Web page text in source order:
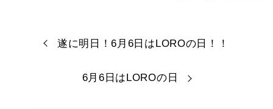
遂に明日！6月6日はLOROの日！！
6月6日はLOROの日